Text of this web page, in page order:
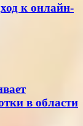
к онлайн-
в области